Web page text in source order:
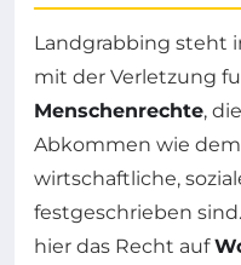
Landgrabbing steht
mit der Verletzung
Menschenrechte,
Abkommen wie
wirtschaftliche,
festgeschrieben
hier das Recht auf